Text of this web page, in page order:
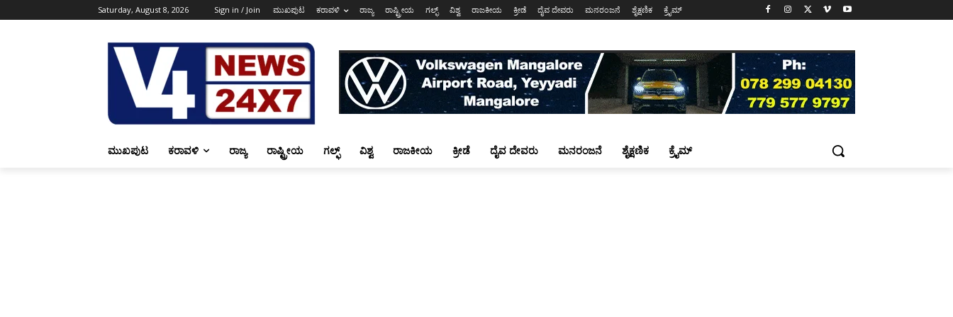
Saturday, August 8, 2026 Sign in / Join ಮುಖಪುಟ ಕರಾವಳಿ ರಾಜ್ಯ ರಾಷ್ಟ್ರೀಯ ಗಲ್ಫ್ ವಿಶ್ವ ರಾಜಕೀಯ ಕ್ರೀಡೆ ದೈವ ದೇವರು ಮನರಂಜನೆ ಶೈಕ್ಷಣಿಕ ಕ್ರೈಮ್
ಮುಖಪುಟ ಕರಾವಳಿ ರಾಜ್ಯ ರಾಷ್ಟ್ರೀಯ ಗಲ್ಫ್ ವಿಶ್ವ ರಾಜಕೀಯ ಕ್ರೀಡೆ ದೈವ ದೇವರು ಮನರಂಜನೆ ಶೈಕ್ಷಣಿಕ ಕ್ರೈಮ್